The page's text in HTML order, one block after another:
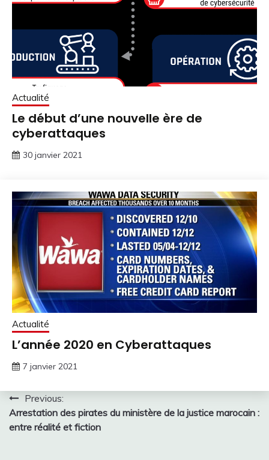
Actualité
Le début d’une nouvelle ère de
cyberattaques
30 janvier 2021
Actualité
L’année 2020 en Cyberattaques
7 janvier 2021
Navigation
de
Previous:
Arrestation des pirates du ministère de la justice marocain :
entre réalité et fiction